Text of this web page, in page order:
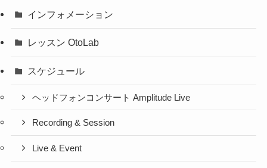
インフォメーション
レッスン OtoLab
スケジュール
ヘッドフォンコンサート Amplitude Live
Recording & Session
Live & Event